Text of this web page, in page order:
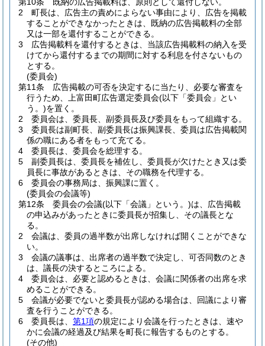
2
町長は、広告主の責めによらない事由により、広告を掲載
することができなかったときは、既納の広告掲載料の全部
又は一部を還付することができる。
3
広告掲載料を還付するときは、当該広告掲載料の納入を受
けてから還付するまでの期間に対する利息を付さないもの
とする。
(委員会)
第11条
広告掲載の可否を決定するに当たり、必要な審査を
行うため、上富田町広告選定委員会(以下「委員会」とい
う。)を置く。
2
委員会は、委員長、副委員長及び委員をもって組織する。
3
委員長は副町長、副委員長は振興課長、委員は広告掲載関
係の職にある者をもって充てる。
4
委員長は、委員会を総理する。
5
副委員長は、委員長を補佐し、委員長が欠けたとき又は委
員長に事故があるときは、その職務を代理する。
6
委員会の事務局は、振興課に置く。
(委員会の会議等)
第12条
委員会の会議(以下「会議」という。)は、広告掲載
の申込みがあったときに委員長が招集し、その議長とな
る。
2
会議は、委員の過半数が出席しなければ開くことができな
い。
3
会議の議事は、出席者の過半数で決定し、可否同数のとき
は、議長の決するところによる。
4
委員会は、必要と認めるときは、会議に関係者の出席を求
めることができる。
5
会議が必要でないと委員長が認める場合は、回議により審
査を行うことができる。
6
委員長は、 第1項の規定により会議を行ったときは、速や
かに会議の経過及び結果を町長に報告するものとする。
(その他)